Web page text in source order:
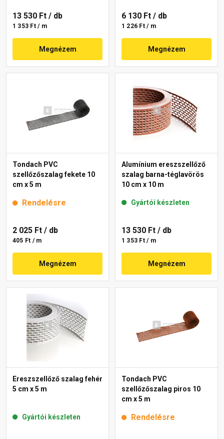
13 530 Ft / db
1 353 Ft / m
Megnézem
6 130 Ft / db
1 226 Ft / m
Megnézem
Tondach PVC
szellőzőszalag fekete 10
cm x 5 m
Rendelésre
2 025 Ft / db
405 Ft / m
Megnézem
Alumínium ereszszellőző
szalag barna-téglavörös
10 cm x 10 m
Gyártói készleten
13 530 Ft / db
1 353 Ft / m
Megnézem
Ereszszellőző szalag fehér
5 cm x 5 m
Gyártói készleten
Tondach PVC
szellőzőszalag piros 10
cm x 5 m
Rendelésre